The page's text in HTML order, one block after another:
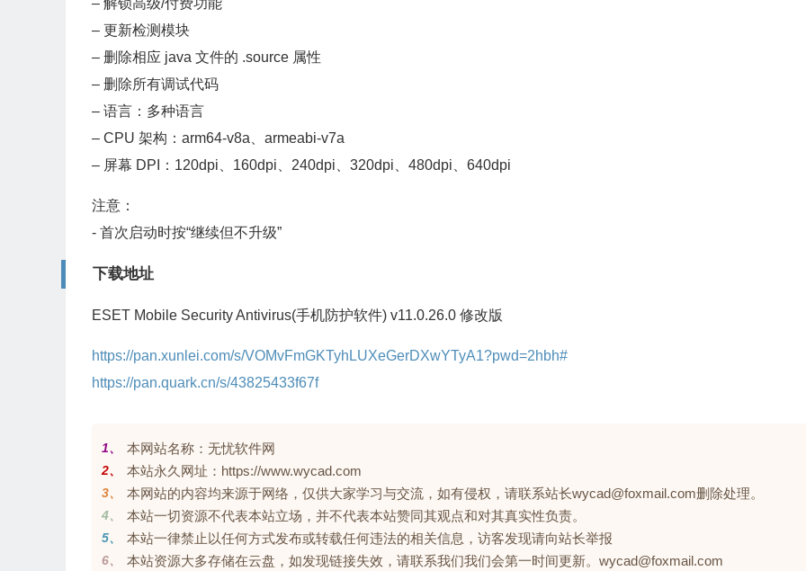
– 解锁高级/付费功能
– 更新检测模块
– 删除相应 java 文件的 .source 属性
– 删除所有调试代码
– 语言：多种语言
– CPU 架构：arm64-v8a、armeabi-v7a
– 屏幕 DPI：120dpi、160dpi、240dpi、320dpi、480dpi、640dpi
注意：
- 首次启动时按“继续但不升级”
下载地址
ESET Mobile Security Antivirus(手机防护软件) v11.0.26.0 修改版
https://pan.xunlei.com/s/VOMvFmGKTyhLUXeGerDXwYTyA1?pwd=2hbh#
https://pan.quark.cn/s/43825433f67f
1、 本网站名称：无忧软件网
2、 本站永久网址：https://www.wycad.com
3、 本网站的内容均来源于网络，仅供大家学习与交流，如有侵权，请联系站长wycad@foxmail.com删除处理。
4、 本站一切资源不代表本站立场，并不代表本站赞同其观点和对其真实性负责。
5、 本站一律禁止以任何方式发布或转载任何违法的相关信息，访客发现请向站长举报
6、 本站资源大多存储在云盘，如发现链接失效，请联系我们我们会第一时间更新。wycad@foxmail.com